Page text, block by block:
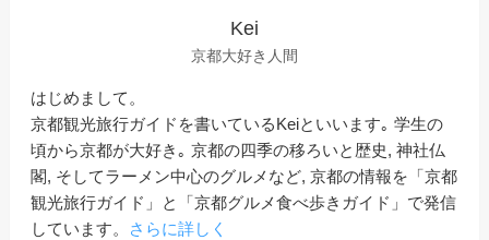
Kei
京都大好き人間
はじめまして。
京都観光旅行ガイドを書いているKeiといいます｡ 学生の
頃から京都が大好き｡ 京都の四季の移ろいと歴史, 神社仏
閣, そしてラーメン中心のグルメなど, 京都の情報を「京都
観光旅行ガイド」と「京都グルメ食べ歩きガイド」で発信
しています。
さらに詳しく